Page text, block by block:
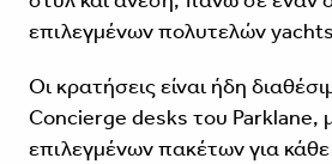
επιλεγμένων πολυτελών
Οι κρατήσεις είναι ήδη
Concierge desks του Parklane,
επιλεγμένων πακέτων για